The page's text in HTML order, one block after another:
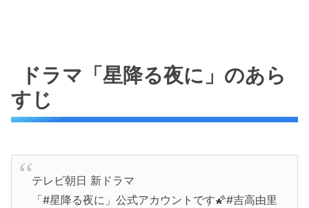
ドラマ「星降る夜に」のあら
すじ
テレビ朝日 新ドラマ
「#星降る夜に」公式アカウントです🌠#吉高由里